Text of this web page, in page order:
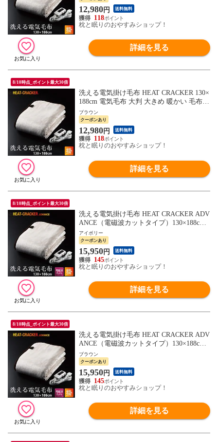
ングル 省エネ タイマー付き タイマー 無地
温度調整 節電 洗濯可能 丸洗い 自動オフ
寝る時 全身
12,980円 送料無料
118
枕と眠りのおやすみショップ！
詳細を見る
8/10時点_ポイント最大30倍
洗える電気掛け毛布 HEAT CRACKER 130×
188cm 電気毛布 大判 大きめ 暖かい 毛布
もうふ おしゃれ おすすめ 人気 掛毛布 掛
け 掛け毛布 フランネル シングルサイズ シ
ングル 省エネ タイマー付き タイマー 無地
温度調整 節電 洗濯可能 丸洗い 自動オフ
寝る時 全身
ブラウン
クーポンあり
12,980円 送料無料
118
枕と眠りのおやすみショップ！
詳細を見る
8/10時点_ポイント最大30倍
洗える電気掛け毛布 HEAT CRACKER ADV
ANCE（電磁波カットタイプ）130×188cm
電気毛布 大判 大きめ 暖かい 毛布 もうふ
おしゃれ 掛毛布 掛け 掛け毛布 フランネル
シングルサイズ シングル 省エネ タイマー
付き 温度調整 節電 洗濯可能 丸洗い 自動
オフ 寝る時
アイボリー
クーポンあり
15,950円 送料無料
145
枕と眠りのおやすみショップ！
詳細を見る
8/10時点_ポイント最大30倍
洗える電気掛け毛布 HEAT CRACKER ADV
ANCE（電磁波カットタイプ）130×188cm
電気毛布 大判 大きめ 暖かい 毛布 もうふ
おしゃれ 掛毛布 掛け 掛け毛布 フランネル
シングルサイズ シングル 省エネ タイマー
付き 温度調整 節電 洗濯可能 丸洗い 自動
オフ 寝る時
ブラウン
クーポンあり
15,950円 送料無料
145
枕と眠りのおやすみショップ！
詳細を見る